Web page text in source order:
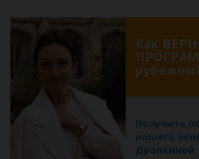
Как
Получить
нашего
Драпкиной